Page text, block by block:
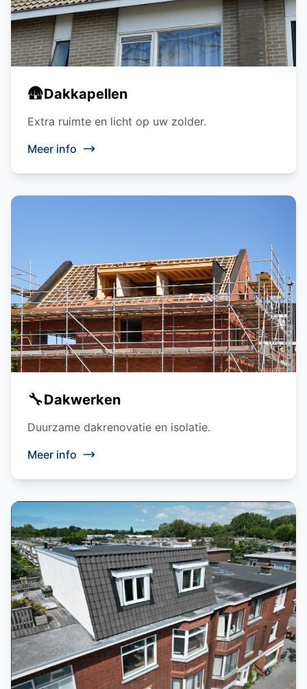
🛖Dakkapellen
Extra ruimte en licht op uw zolder.
Meer info
🔧Dakwerken
Duurzame dakrenovatie en isolatie.
Meer info